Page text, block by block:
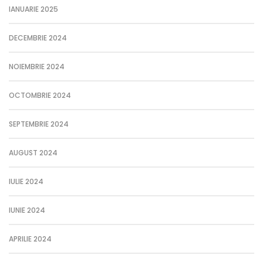
IANUARIE 2025
DECEMBRIE 2024
NOIEMBRIE 2024
OCTOMBRIE 2024
SEPTEMBRIE 2024
AUGUST 2024
IULIE 2024
IUNIE 2024
APRILIE 2024